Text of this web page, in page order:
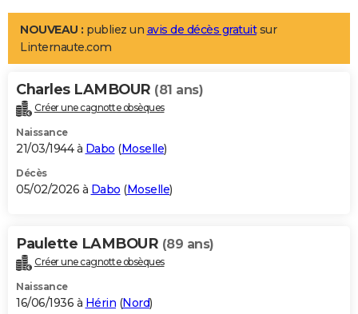
LIFESTYLE
Art de vivre
Bien-être
Loisirs
Mode
Modes de vie
Alimentation
Guide de la santé
Maladies
Médicaments
Sommeil
VOYAGE
Destinations
City break
Voyage nature
Voyage de noces
Forum
Climat
+PHOTO
GUIDES D'ACHAT
BONS PLANS
Carte de Noël
Carte Bonne année
Carte Saint-Valentin
Carte Pâques
Carte d'anniversaire
DICTIONNAIRE
Dictionnaire
Biographies
Citations
Expressions
Proverbes
PROGRAMME TV
NOUVEAU : publiez un avis de décès gratuitsur
Linternaute.com
Charles LAMBOUR (81 ans)
Créer une cagnotte obsèques
Naissance
21/03/1944 à Dabo (Moselle)
Décès
05/02/2026 à Dabo (Moselle)
Paulette LAMBOUR (89 ans)
Créer une cagnotte obsèques
Naissance
16/06/1936 à Hérin (Nord)